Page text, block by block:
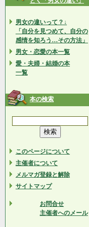
男女の違いって？↓
「自分を見つめて、自分の
感情を知ろう…その方法」
男女・恋愛の本一覧
愛・夫婦・結婚の本
一覧
本の検索
このページについて
主催者について
メルマガ登録と解除
サイトマップ
お問合せ
主催者へのメール